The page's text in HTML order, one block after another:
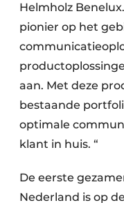
Helmholz
pionier op het
aan. Met deze
bestaande
optimale
klant in huis. “
De eerste
Nederland is op